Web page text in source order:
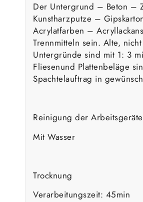
Der Untergrund – Beton –
Kunstharzputze –
Acrylatfarben –
Trennmitteln sein. Alte,
Untergründe sind mit 1: 3
Fliesenund Plattenbeläge
Spachtelauftrag in
Reinigung der Arbeitsgeräte
Mit Wasser
Trocknung
Verarbeitungszeit: 45min